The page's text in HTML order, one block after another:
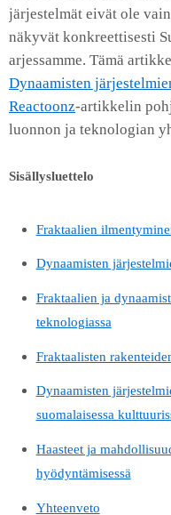
järjestelmät eivät ole
näkyvät konkreettisesti
arjessamme. Tämä
Dynaamisten
Reactoonz-artikkelin
luonnon ja teknologian
Sisällysluettelo
Fraktaalien
Dynaamisten
Fraktaalien ja
teknologiassa
Fraktaalisten
Dynaamisten
suomalaisessa
Haasteet ja
hyödyntämisessä
Yhteenveto